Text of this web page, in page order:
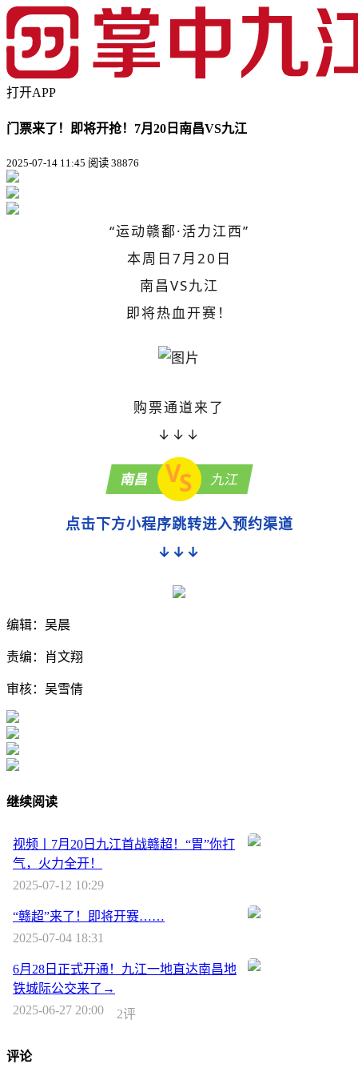
打开APP
门票来了！即将开抢！7月20日南昌VS九江
2025-07-14 11:45 阅读 38876
“运动赣鄱·活力江西”
本周日7月20日
南昌VS九江
即将热血开赛！
购票通道来了
↓↓↓
南昌 VS 九江
点击下方小程序跳转进入预约渠道
↓↓↓
编辑：吴晨
责编：肖文翔
审核：吴雪倩
继续阅读
视频丨7月20日九江首战赣超！“胃”你打
气，火力全开！
2025-07-12 10:29
“赣超”来了！即将开赛……
2025-07-04 18:31
6月28日正式开通！九江一地直达南昌地
铁城际公交来了→
2025-06-27 20:00
2评
评论